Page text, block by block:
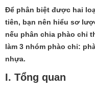
Để phân biệt được hai
tiên, bạn nên hiểu sơ
nếu phân chia phào chỉ
làm 3 nhóm phào chỉ:
nhựa.
I. Tổng quan